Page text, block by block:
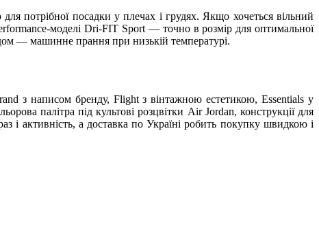
потрібної посадки у плечах і грудях. Якщо хочеться вільний
моделі Dri-FIT Sport — точно в розмір для оптимальної
— машинне прання при низькій температурі.
з написом бренду, Flight з вінтажною естетикою, Essentials у
палітра під культові розцвітки Air Jordan, конструкції для
і активність, а доставка по Україні робить покупку швидкою і